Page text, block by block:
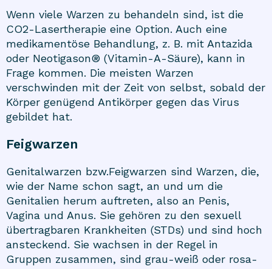
Wenn viele Warzen zu behandeln sind, ist die
CO2-Lasertherapie eine Option. Auch eine
medikamentöse Behandlung, z. B. mit Antazida
oder Neotigason® (Vitamin-A-Säure), kann in
Frage kommen. Die meisten Warzen
verschwinden mit der Zeit von selbst, sobald der
Körper genügend Antikörper gegen das Virus
gebildet hat.
Feigwarzen
Genitalwarzen bzw.Feigwarzen sind Warzen, die,
wie der Name schon sagt, an und um die
Genitalien herum auftreten, also an Penis,
Vagina und Anus. Sie gehören zu den sexuell
übertragbaren Krankheiten (STDs) und sind hoch
ansteckend. Sie wachsen in der Regel in
Gruppen zusammen, sind grau-weiß oder rosa-